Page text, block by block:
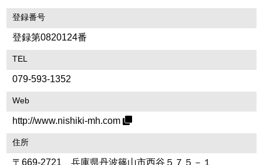
登録番号
登録第0820124番
TEL
079-593-1352
Web
http://www.nishiki-mh.com
住所
〒669-2721 兵庫県丹波篠山市西谷５７５－１